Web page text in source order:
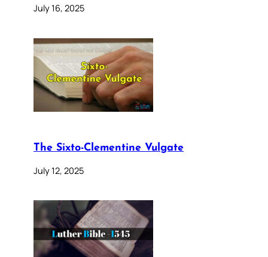
July 16, 2025
The Sixto-Clementine Vulgate
July 12, 2025